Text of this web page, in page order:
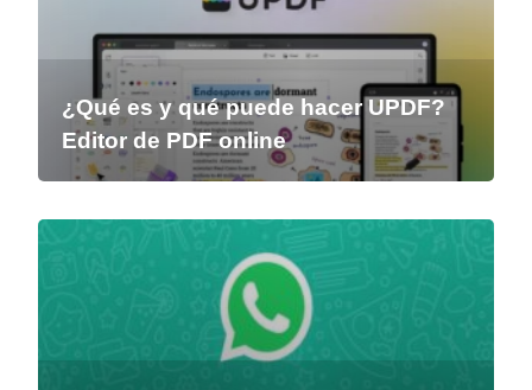
¿Qué es y qué puede hacer UPDF?
Editor de PDF online